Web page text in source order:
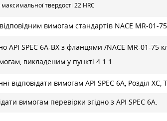
твердості 22 HRC
вимогам стандартів NACE MR-01-
API SPEC 6A-BX з фланцями /NACE MR-01-75
викладеним у пункті 4.1.1.
відповідати вимогам API SPEC 6A, Розділ XC,
вимогам перевірки згідно з API SPEC 6A.